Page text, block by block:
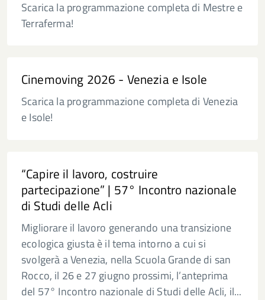
Scarica la programmazione completa di Mestre e
Terraferma!
Cinemoving 2026 - Venezia e Isole
Scarica la programmazione completa di Venezia
e Isole!
“Capire il lavoro, costruire
partecipazione” | 57° Incontro nazionale
di Studi delle Acli
Migliorare il lavoro generando una transizione
ecologica giusta è il tema intorno a cui si
svolgerà a Venezia, nella Scuola Grande di san
Rocco, il 26 e 27 giugno prossimi, l’anteprima
del 57° Incontro nazionale di Studi delle Acli, il...